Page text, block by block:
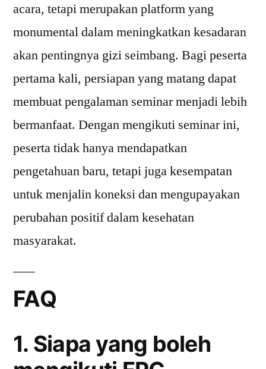
acara, tetapi merupakan platform yang
monumental dalam meningkatkan kesadaran
akan pentingnya gizi seimbang. Bagi peserta
pertama kali, persiapan yang matang dapat
membuat pengalaman seminar menjadi lebih
bermanfaat. Dengan mengikuti seminar ini,
peserta tidak hanya mendapatkan
pengetahuan baru, tetapi juga kesempatan
untuk menjalin koneksi dan mengupayakan
perubahan positif dalam kesehatan
masyarakat.
FAQ
1. Siapa yang boleh